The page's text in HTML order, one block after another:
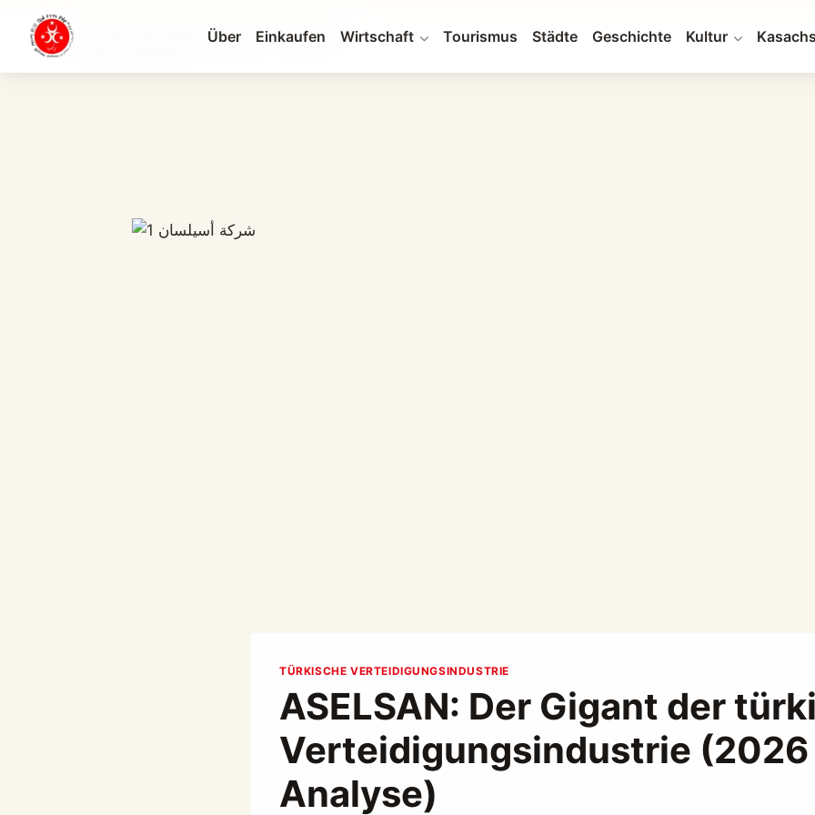
Über Einkaufen Wirtschaft Tourismus Städte Geschichte Kultur
ASELSAN: Der Gigant der türkischen Verteidigung...
TÜRKISCHE VERTEIDIGUNGSINDUSTRIE
ASELSAN: Der Gigant der
Verteidigungsindustrie (2026
Analyse)